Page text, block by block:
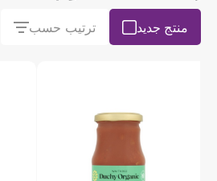
منتج جديد ترتيب حسب